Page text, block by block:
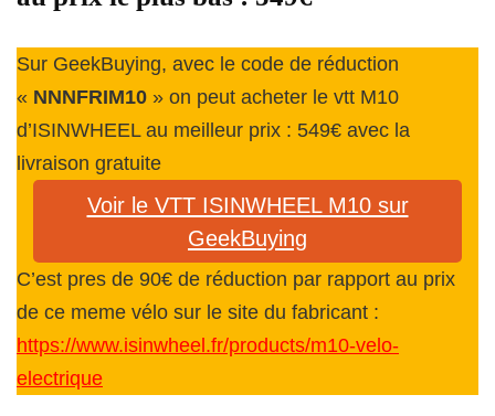
Sur GeekBuying, avec le code de réduction
« NNNFRIM10 » on peut acheter le vtt M10
d’ISINWHEEL au meilleur prix : 549€ avec la
livraison gratuite
Voir le VTT ISINWHEEL M10 sur
GeekBuying
C’est pres de 90€ de réduction par rapport au prix
de ce meme vélo sur le site du fabricant :
https://www.isinwheel.fr/products/m10-velo-
electrique